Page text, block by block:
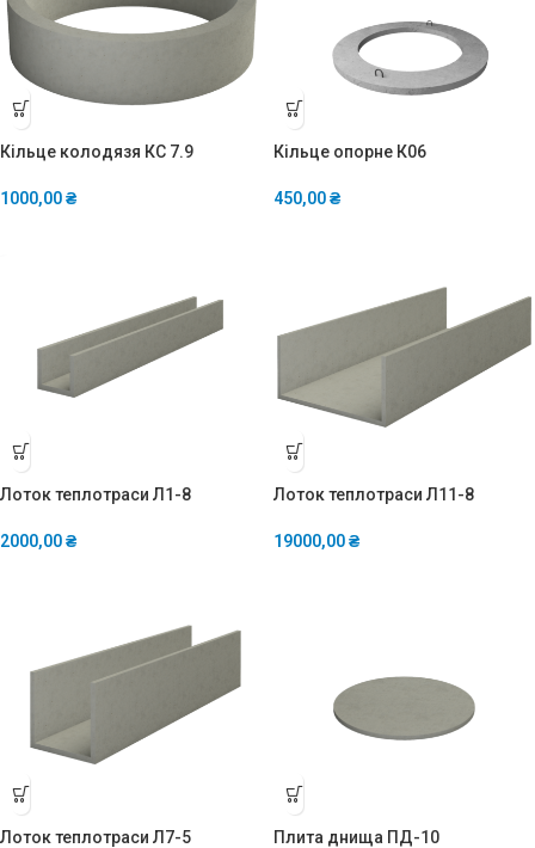
Кільце колодязя КС 7.9
1000,00₴
Кільце опорне К06
450,00₴
Лоток теплотраси Л1-8
2000,00₴
Лоток теплотраси Л11-8
19000,00₴
Лоток теплотраси Л7-5 Плита днища ПД-10